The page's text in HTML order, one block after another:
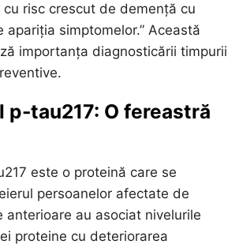
risc crescut de demență cu
apariția simptomelor.” Această
importanța diagnosticării timpurii
p-tau217: O fereastră
este o proteină care se
persoanelor afectate de
anterioare au asociat nivelurile
proteine cu deteriorarea